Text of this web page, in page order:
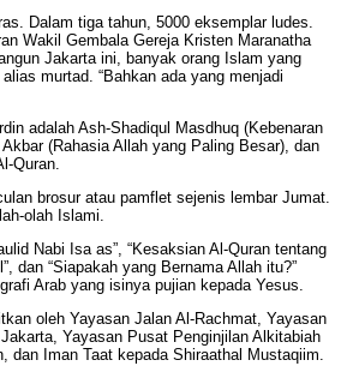
Dalam tiga tahun, 5000 eksemplar ludes.
Wakil Gembala Gereja Kristen Maranatha
Jakarta ini, banyak orang Islam yang
murtad. “Bahkan ada yang menjadi
adalah Ash-Shadiqul Masdhuq (Kebenaran
(Rahasia Allah yang Paling Besar), dan
Quran.
brosur atau pamflet sejenis lembar Jumat.
olah Islami.
Nabi Isa as”, “Kesaksian Al-Quran tentang
dan “Siapakah yang Bernama Allah itu?”
Arab yang isinya pujian kepada Yesus.
oleh Yayasan Jalan Al-Rachmat, Yayasan
Yayasan Pusat Penginjilan Alkitabiah
dan Iman Taat kepada Shiraathal Mustaqiim.